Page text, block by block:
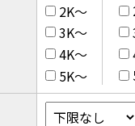
2K～
3K～
4K～
5K～